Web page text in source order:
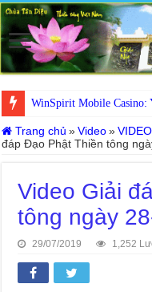
WinSpirit Mobile Casino:
Trang chủ » Video »
đáp Đạo Phật Thiền tông
Video Giải
tông ngày
29/07/2019 1,252